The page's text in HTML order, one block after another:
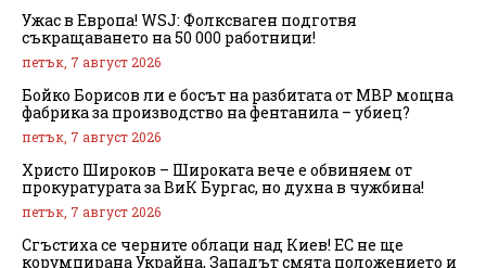
Ужас в Европа! WSJ: Фолксваген подготвя
съкращаването на 50 000 работници!
петък, 7 август 2026
Бойко Борисов ли е босът на разбитата от МВР мощна
фабрика за производство на фентанила – убиец?
петък, 7 август 2026
Христо Широков – Широката вече е обвиняем от
прокуратурата за ВиК Бургас, но духна в чужбина!
петък, 7 август 2026
Сгъстиха се черните облаци над Киев! ЕС не ще
корумпирана Украйна, Западът смята положението и